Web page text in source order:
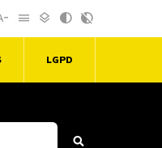
menu layers contrast contrast_rtl_off
LGPD